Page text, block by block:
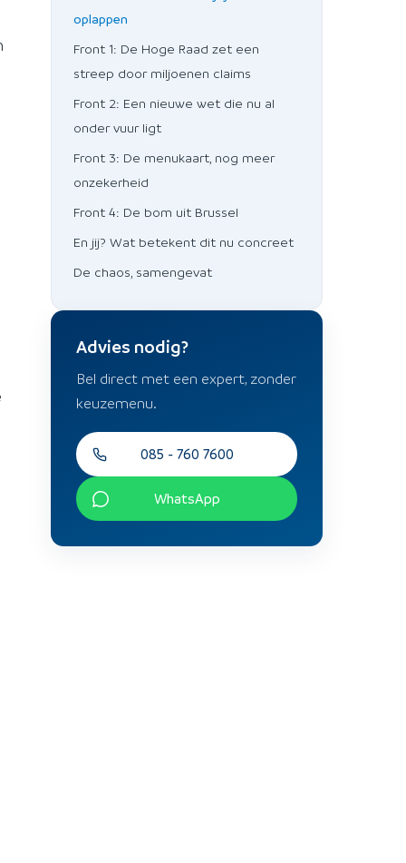
oplappen
Front 1: De Hoge Raad zet een
streep door miljoenen claims
Front 2: Een nieuwe wet die nu al
onder vuur ligt
Front 3: De menukaart, nog meer
onzekerheid
Front 4: De bom uit Brussel
En jij? Wat betekent dit nu concreet
De chaos, samengevat
Advies nodig?
Bel direct met een expert, zonder
keuzemenu.
085 - 760 7600
WhatsApp